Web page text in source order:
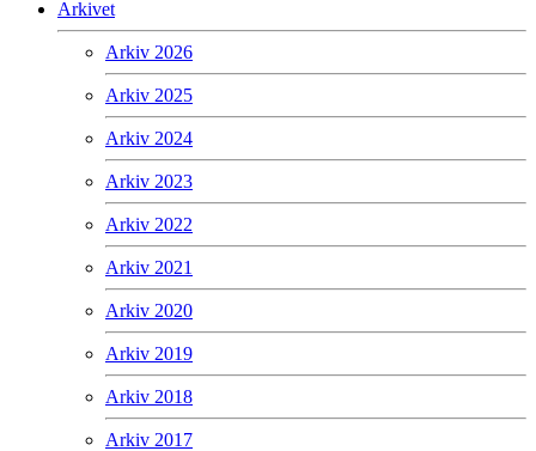
Arkivet
Arkiv 2026
Arkiv 2025
Arkiv 2024
Arkiv 2023
Arkiv 2022
Arkiv 2021
Arkiv 2020
Arkiv 2019
Arkiv 2018
Arkiv 2017